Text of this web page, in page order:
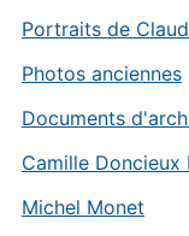
Portraits de
Photos anciennes
Documents
Camille Doncieux
Michel Monet